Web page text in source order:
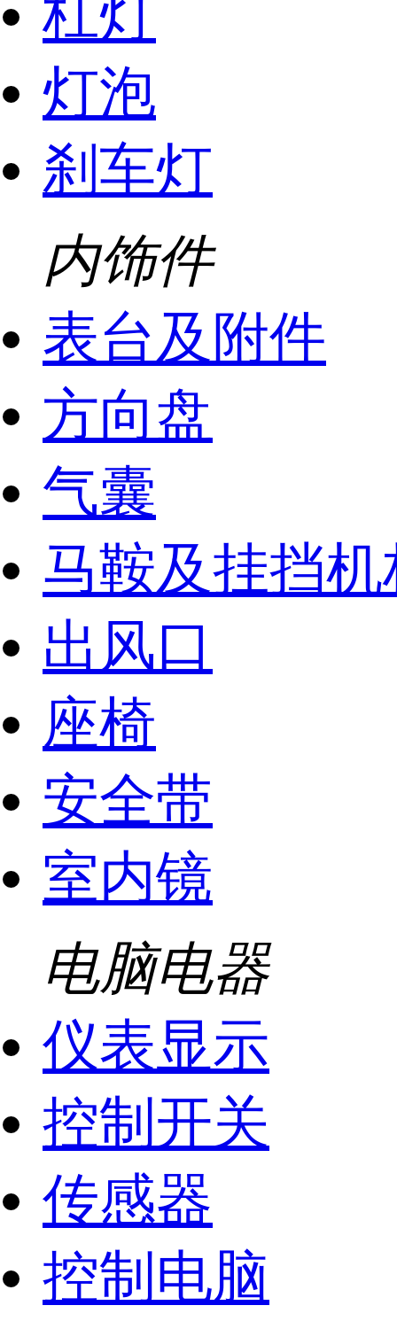
杠灯
灯泡
刹车灯
内饰件
表台及附件
方向盘
气囊
马鞍及挂挡机
出风口
座椅
安全带
室内镜
电脑电器
仪表显示
控制开关
传感器
控制电脑